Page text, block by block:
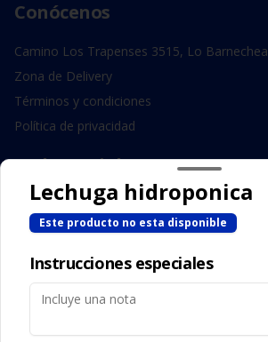
Conócenos
Camino Los Trapenses 3515, Lo Barnechea
Zona de Delivery
Términos y condiciones
Política de privacidad
Redes sociales
Instagram
Facebook
Mi cuenta
Lechuga hidroponica
Este producto no esta disponible
Instrucciones especiales